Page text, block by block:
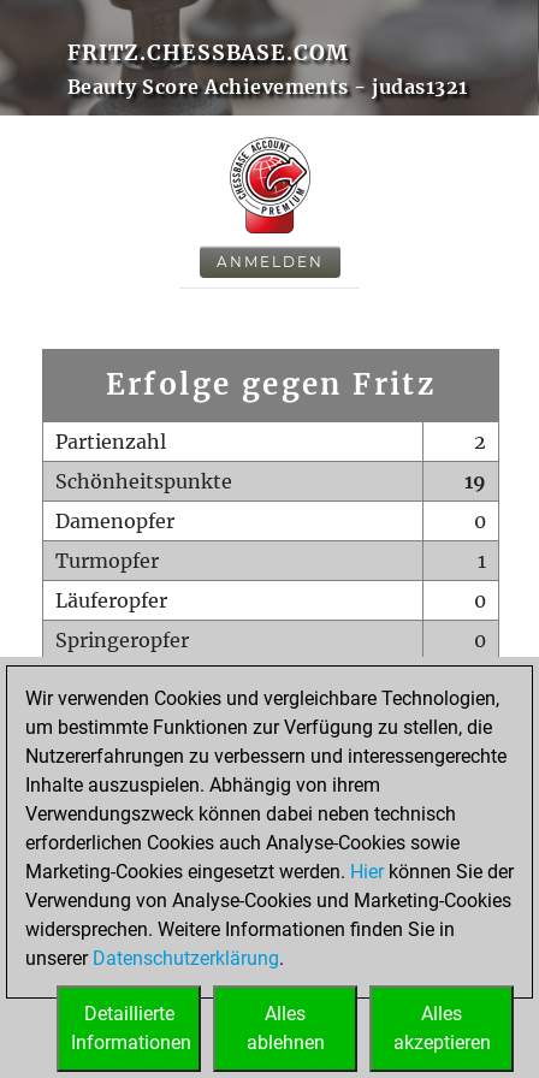
FRITZ.CHESSBASE.COM
Beauty Score Achievements - judas1321
ANMELDEN
Erfolge gegen Fritz
Partienzahl
2
Schönheitspunkte
19
Damenopfer
0
Turmopfer
1
Läuferopfer
0
Springeropfer
0
Matt auf vollem Brett
0
Bauer setzt Matt
0
Erstickte Matts
Unterverwandlungen
Türme auf der siebten
0
STARTSEITE
Wir verwenden Cookies und vergleichbare Technologien,
um bestimmte Funktionen zur Verfügung zu stellen, die
Nutzererfahrungen zu verbessern und interessengerechte
Inhalte auszuspielen. Abhängig von ihrem
Verwendungszweck können dabei neben technisch
erforderlichen Cookies auch Analyse-Cookies sowie
Marketing-Cookies eingesetzt werden. Hierkönnen Sie der
Verwendung von Analyse-Cookies und Marketing-Cookies
widersprechen. Weitere Informationen finden Sie in
unserer Datenschutzerklärung.
Alles
akzeptieren
Alles
ablehnen
Detaillierte
Informationen